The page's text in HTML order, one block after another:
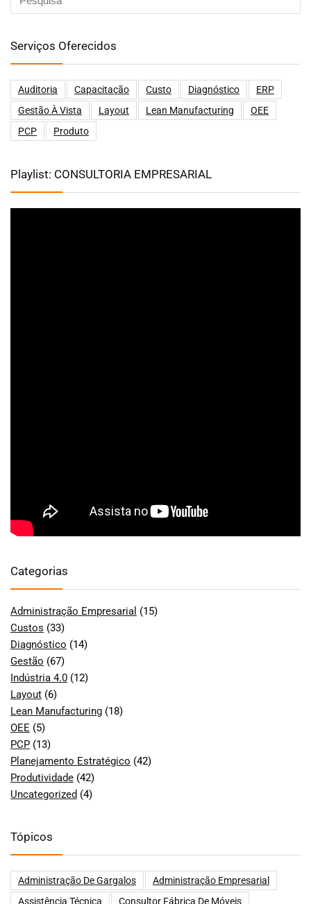
Serviços Oferecidos
Auditoria Capacitação Custo Diagnóstico
ERP
Gestão À Vista
Layout Lean Manufacturing
OEE
PCP
Produto
Playlist: CONSULTORIA EMPRESARIAL
Categorias
Administração Empresarial (15)
Custos (33)
Diagnóstico (14)
Gestão (67)
Indústria 4.0 (12)
Layout (6)
Lean Manufacturing (18)
OEE (5)
PCP (13)
Planejamento Estratégico (42)
Produtividade (42)
Uncategorized (4)
Tópicos
Administração De Gargalos
Administração Empresarial
Assistência Técnica
Consultor Fábrica De Móveis